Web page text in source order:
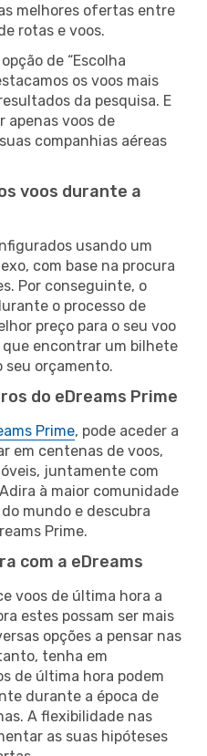
melhores ofertas entre
rotas e voos.
de “Escolha
os voos mais
da pesquisa. E
apenas voos de
companhias aéreas
voos durante a
usando um
com base na procura
Por conseguinte, o
o processo de
preço para o seu voo
que encontrar um bilhete
seu orçamento.
do eDreams Prime
Prime, pode aceder a
em centenas de voos,
juntamente com
à maior comunidade
mundo e descubra
Prime.
com a eDreams
voos de última hora a
estes possam ser mais
opções a pensar nas
tenha em
de última hora podem
durante a época de
A flexibilidade nas
as suas hipóteses